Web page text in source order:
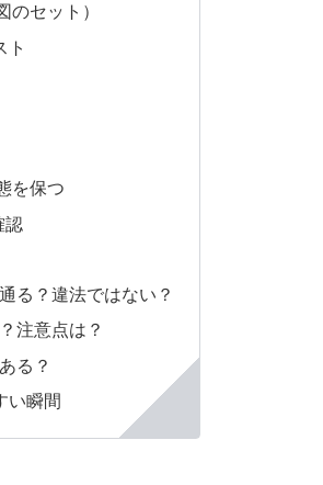
セット）
ト
を保つ
認
る？違法ではない？
注意点は？
る？
い瞬間